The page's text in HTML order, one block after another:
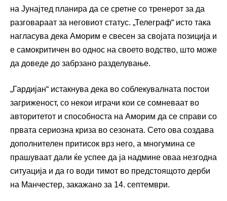
на Јунајтед планира да се сретне со тренерот за да
разговараат за неговиот статус. „Телеграф“ исто така
нагласува дека Аморим е свесен за својата позиција и
е самокритичен во однос на своето водство, што може
да доведе до забрзано разделување.
„Гардијан“ истакнува дека во соблекувалната постои
загриженост, со некои играчи кои се сомневаат во
авторитетот и способноста на Аморим да се справи со
првата сериозна криза во сезоната. Сето ова создава
дополнителен притисок врз него, а многумина се
прашуваат дали ќе успее да ја надмине оваа незгодна
ситуација и да го води тимот во предстоящото дерби
на Манчестер, закажано за 14. септември.